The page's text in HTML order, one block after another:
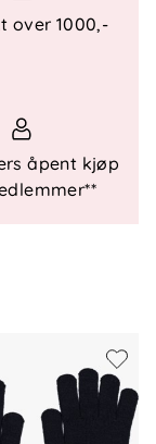
å forlenge
over 1000,-
åpent kjøp